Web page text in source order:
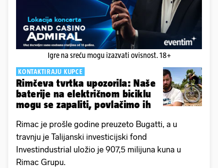
Igre na sreću mogu izazvati ovisnost. 18+
KONTAKTIRAJU KUPCE
Rimčeva tvrtka upozorila: Naše
baterije na električnom biciklu
mogu se zapaliti, povlačimo ih
Rimac je prošle godine preuzeto Bugatti, a u
travnju je Talijanski investicijski fond
Investindustrial uložio je 907,5 milijuna kuna u
Rimac Grupu.